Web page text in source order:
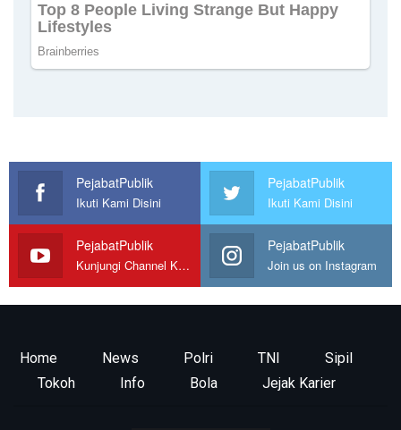
PejabatPublik
Ikuti Kami Disini
PejabatPublik
Ikuti Kami Disini
PejabatPublik
Kunjungi Channel Kami
PejabatPublik
Join us on Instagram
Home News Polri TNI
Sipil
Tokoh
Info Bola Jejak Karier